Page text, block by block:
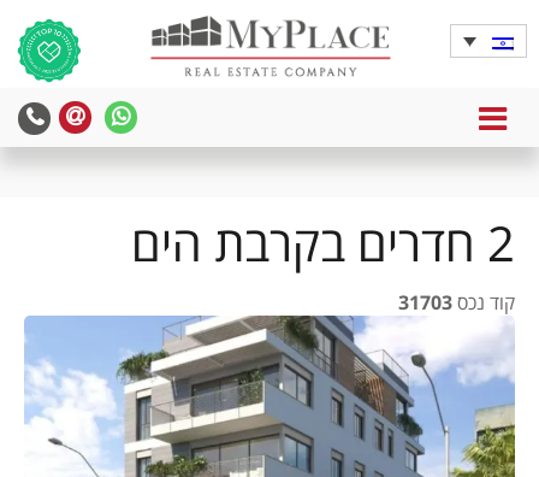
MyPlace
-
-
MENU
2 חדרים בקרבת הים
קוד נכס31703